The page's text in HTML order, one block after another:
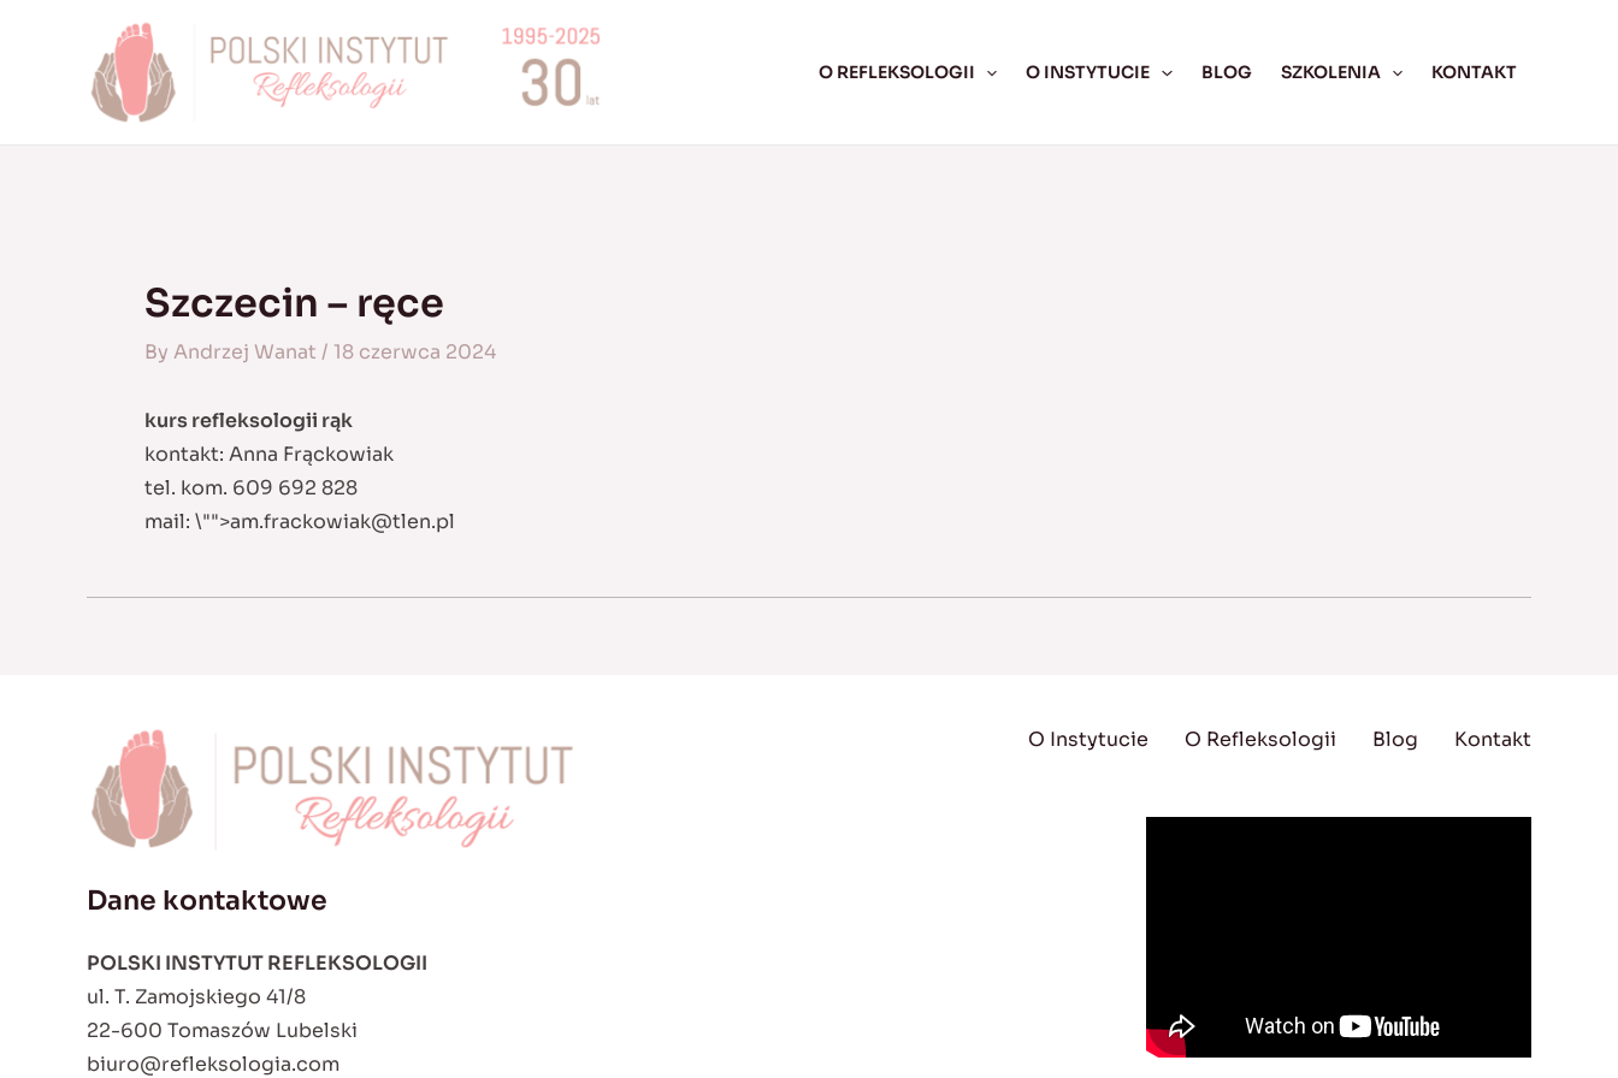
O REFLEKSOLOGII O INSTYTUCIE BLOG SZKOLENIA KONTAKT
Szczecin – ręce
By Andrzej Wanat / 18 czerwca 2024
kurs refleksologii rąk
kontakt: Anna Frąckowiak
tel. kom. 609 692 828
mail: \"">am.frackowiak@tlen.pl
Dane kontaktowe
POLSKI INSTYTUT REFLEKSOLOGII
ul. T. Zamojskiego 41/8
22-600 Tomaszów Lubelski
biuro@refleksologia.com
O Instytucie O Refleksologii Blog Kontakt